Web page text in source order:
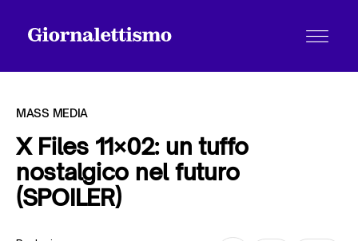
Tutti gli articoli
MASS MEDIA
X Files 11×02: un tuffo
nostalgico nel futuro
(SPOILER)